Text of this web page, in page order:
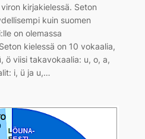
kirjakielessä. Seton
kuin suomen
on olemassa
kielessä on 10 vokaalia,
ö viisi takavokaalia: u, o, a,
i, ü ja u,…